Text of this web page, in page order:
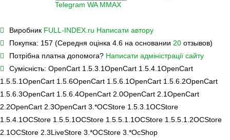
Telegram WA MMAX
Виробник FULL-INDEX.ru Написати автору
Покупка: 157 (Середня оцінка 4.6 на основании 20 отзывов)
Потрібна платна допомога? Написати адміністрації сайту
Сумісність: OpenCart 1.5.3.1OpenCart 1.5.4.1OpenCart
1.5.5.1OpenCart 1.5.6OpenCart 1.5.6.1OpenCart 1.5.6.2OpenCart
1.5.6.3OpenCart 1.5.6.4OpenCart 2.0OpenCart 2.1OpenCart
2.2OpenCart 2.3OpenCart 3.*OCStore 1.5.3.1OCStore
1.5.4.1OCStore 1.5.5.1OCStore 1.5.5.1.1OCStore 1.5.5.1.2OCStore
2.1OCStore 2.3LiveStore 3.*OCStore 3.*OcShop